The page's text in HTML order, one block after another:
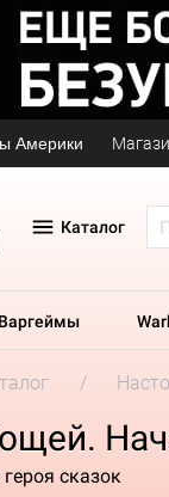
Америки
Каталог
Варгеймы
сказок